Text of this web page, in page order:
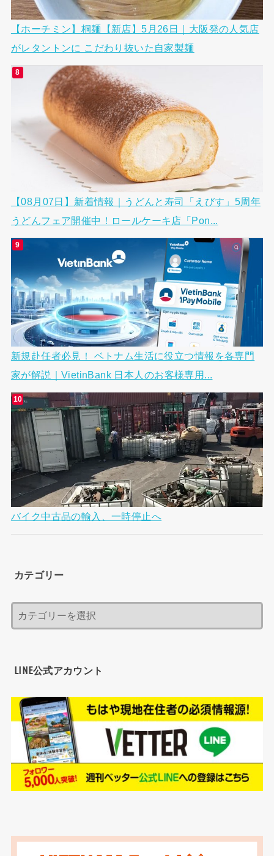
【ホーチミン】桐麺【新店】5月26日｜大阪発の人気店
がレタントンに こだわり抜いた自家製麺
【08月07日】新着情報｜うどんと寿司「えびす」5周年
うどんフェア開催中！ロールケーキ店「Pon...
新規赴任者必見！ ベトナム生活に役立つ情報を各専門
家が解説｜VietinBank 日本人のお客様専用...
バイク中古品の輸入、一時停止へ
カテゴリー
LINE公式アカウント